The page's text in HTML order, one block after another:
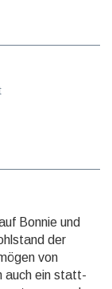
Bonnie und
der
von
auch ein statt­